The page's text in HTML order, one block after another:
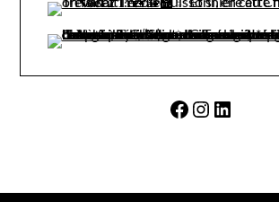
Facebook
Instagram
LinkedIn